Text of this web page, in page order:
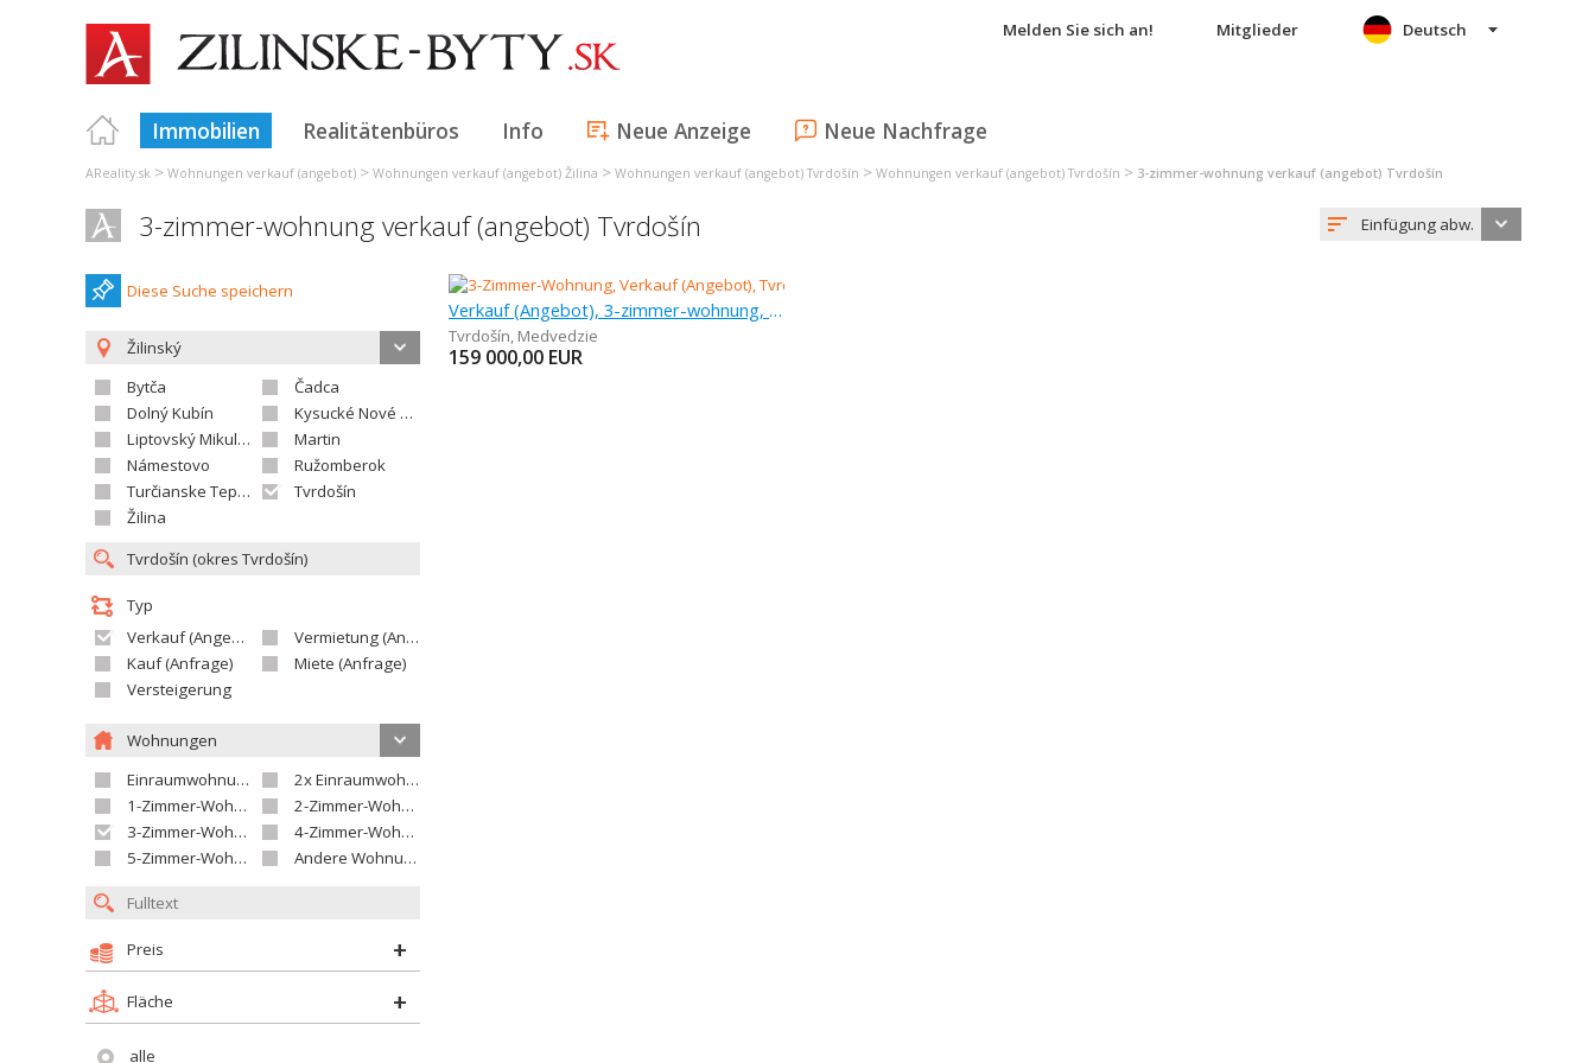
Melden Sie sich an! Mitglieder
Immobilien Realitätenbüros Info Neue Anzeige Neue Nachfrage
Deutsch
AReality.sk > Wohnungen verkauf (angebot) > Wohnungen verkauf (angebot) Žilina > Wohnungen verkauf (angebot) Tvrdošín > Wohnungen verkauf (angebot) Tvrdošín > 3-zimmer-wohnung verkauf (angebot) Tvrdošín
3-zimmer-wohnung verkauf (angebot) Tvrdošín Einfügung abw.
Diese Suche speichern
Žilinský
Bytča
Čadca
Dolný Kubín
Kysucké Nové Mesto
Liptovský Mikuláš
Martin
Námestovo
Ružomberok
Turčianske Teplice
Tvrdošín
Žilina
Typ
Verkauf (Angebot)
Vermietung (Angebot)
Kauf (Anfrage)
Miete (Anfrage)
Versteigerung
Wohnungen
Einraumwohnung
2x Einraumwohnung
1-Zimmer-Wohnung
2-Zimmer-Wohnung
3-Zimmer-Wohnung
4-Zimmer-Wohnung
5-Zimmer-Wohnung und größer
Andere Wohnung
Preis
Fläche
alle
Verkauf (Angebot), 3-zimmer-wohnung, 76 m
Tvrdošín, Medvedzie
159 000,00 EUR